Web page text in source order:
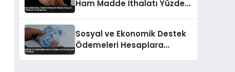
Ham Madde İthalatı Yüzde
Sosyal ve Ekonomik Destek
Ödemeleri Hesaplara